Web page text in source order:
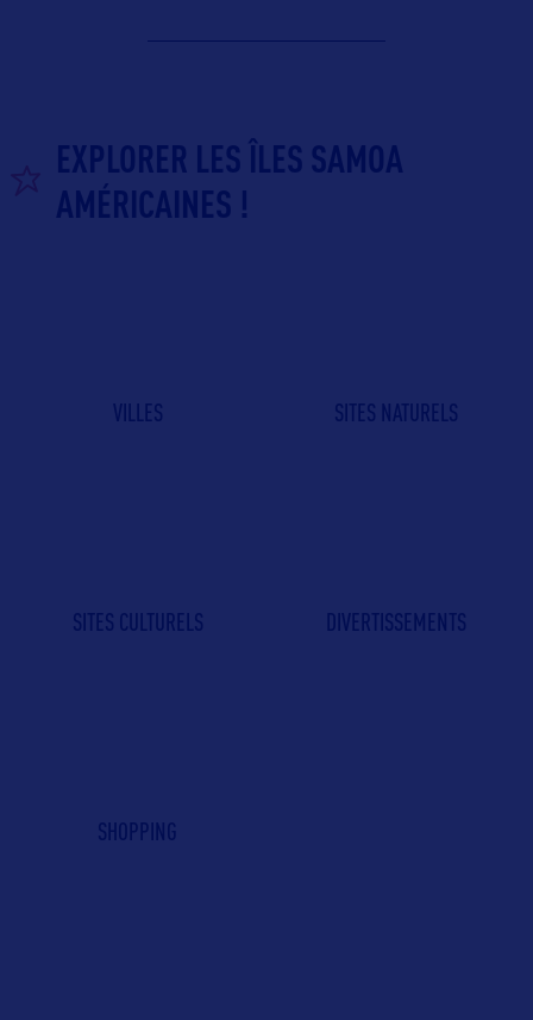
EXPLORER LES ÎLES SAMOA
AMÉRICAINES !
VILLES SITES NATURELS
SITES CULTURELS DIVERTISSEMENTS
SHOPPING